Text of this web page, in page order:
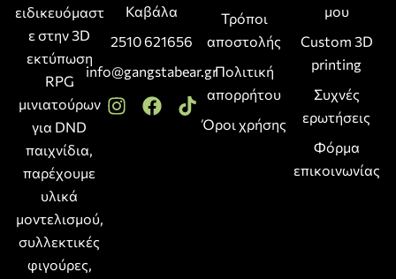
ειδικευόμαστ
ε στην 3D
εκτύπωση
RPG
μινιατούρων
για DND
παιχνίδια,
παρέχουμε
υλικά
μοντελισμού,
συλλεκτικές
φιγούρες,
Καβάλα
2510 621656
info@gangstabear.gr
Τρόποι
αποστολής
Πολιτική
απορρήτου
Όροι χρήσης
μου
Custom 3D
printing
Συχνές
ερωτήσεις
Φόρμα
επικοινωνίας